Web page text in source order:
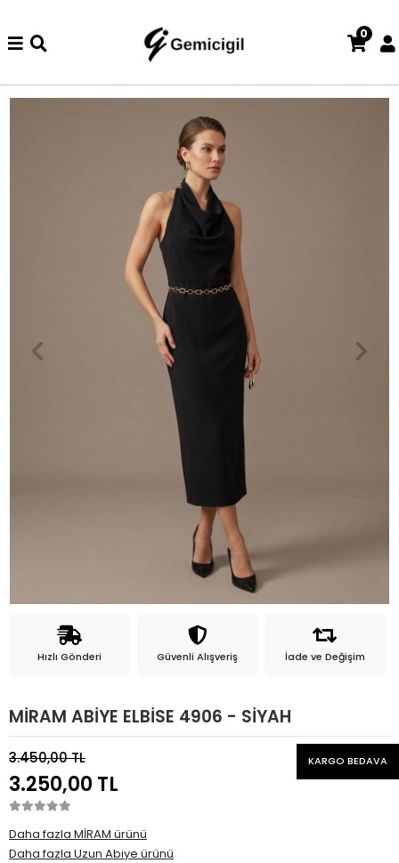
iade ve değişim işlemi yoktur.
0
Hızlı Gönderi Güvenli Alışveriş İade ve Değişim
MİRAM ABİYE ELBİSE 4906 - SİYAH
3.450,00 TL
3.250,00 TL
KARGO BEDAVA
Daha fazla MİRAM ürünü
Daha fazla Uzun Abiye ürünü